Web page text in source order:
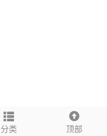
分类 顶部